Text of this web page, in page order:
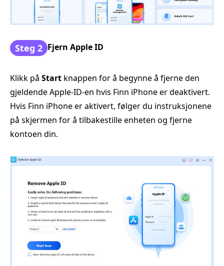
Steg 2 Fjern Apple ID
Klikk på Start knappen for å begynne å fjerne den
gjeldende Apple‑ID-en hvis Finn iPhone er deaktivert.
Hvis Finn iPhone er aktivert, følger du instruksjonene
på skjermen for å tilbakestille enheten og fjerne
kontoen din.